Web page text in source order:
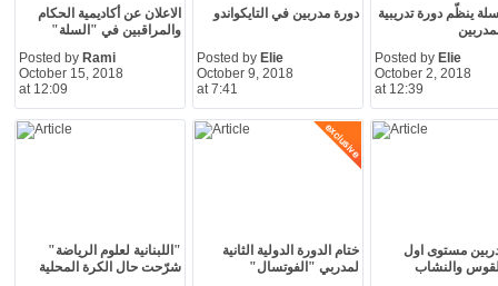
الاعلان عن أكاديمية الحكام
والمراقبين في "السلة"
Posted by Rami
October 15, 2018
at 12:09
دورة مدربين في التايكواندو
Posted by Elie
October 9, 2018
at 7:41
ينظّم دورة تدريبية
Posted by Elie
October 2, 2018
at 12:39
"اللبنانية لعلوم الرياضة"
شرّحت حال الكرة المحلية
ختام الدورة الدولية الثانية
لمدربي "الفوتسال"
مستوى اول
والنشاب